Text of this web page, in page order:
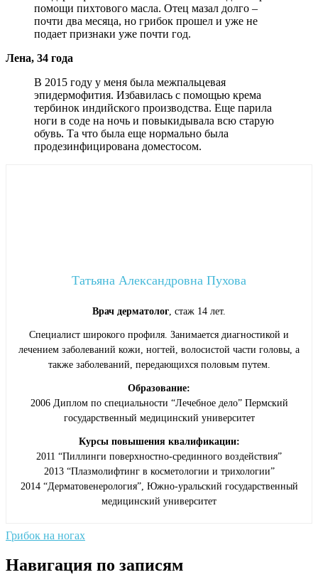
помощи пихтового масла. Отец мазал долго –
почти два месяца, но грибок прошел и уже не
подает признаки уже почти год.
Лена, 34 года
В 2015 году у меня была межпальцевая
эпидермофития. Избавилась с помощью крема
тербинок индийского производства. Еще парила
ноги в соде на ночь и повыкидывала всю старую
обувь. Та что была еще нормально была
продезинфицирована доместосом.
Татьяна Александровна Пухова
Врач дерматолог , стаж 14 лет.
Специалист широкого профиля. Занимается диагностикой и
лечением заболеваний кожи, ногтей, волосистой части головы, а
также заболеваний, передающихся половым путем.
Образование:
2006 Диплом по специальности “Лечебное дело” Пермский
государственный медицинский университет
Курсы повышения квалификации:
2011 “Пиллинги поверхностно-срединного воздействия”
2013 “Плазмолифтинг в косметологии и трихологии”
2014 “Дерматовенерология”, Южно-уральский государственный
медицинский университет
Грибок на ногах
Навигация по записям